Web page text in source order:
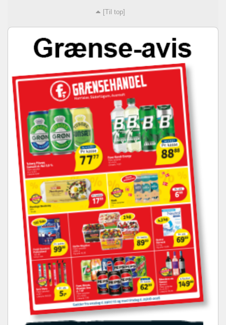
[Til top]